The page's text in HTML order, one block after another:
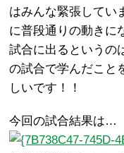
はみんな緊張してい
に普段通りの動きに
試合に出るというの
の試合で学んだこと
しいです！！
今回の試合結果は…